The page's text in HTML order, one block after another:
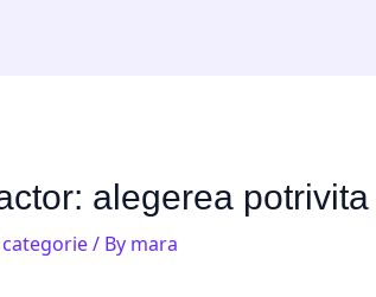
alegerea
categorie/ By mara